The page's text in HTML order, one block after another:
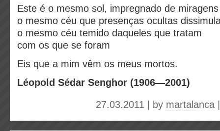
Este é o mesmo sol, impregnado de miragens
o mesmo céu que presenças ocultas
o mesmo céu temido daqueles que tratam
com os que se foram
Eis que a mim vêm os meus mortos.
Léopold Sédar Senghor (1906—2001)
27.03.2011 | by martalanca